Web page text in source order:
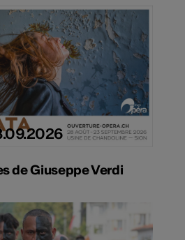
de Giuseppe Verdi